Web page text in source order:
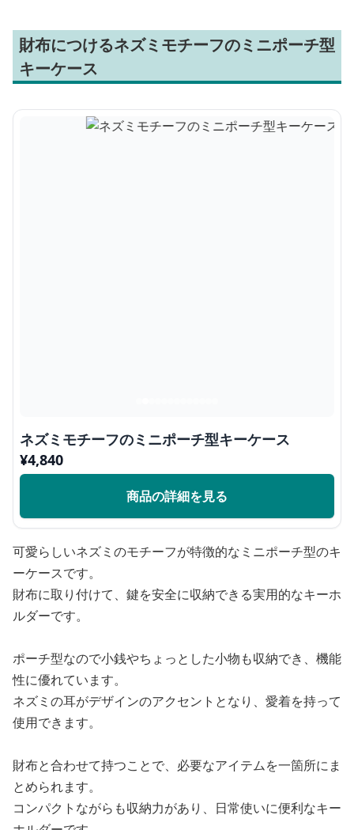
財布につけるネズミモチーフのミニポーチ型
キーケース
ネズミモチーフのミニポーチ型キーケース
¥4,840
商品の詳細を見る
可愛らしいネズミのモチーフが特徴的なミニポーチ型のキ
ーケースです。
財布に取り付けて、鍵を安全に収納できる実用的なキーホ
ルダーです。
ポーチ型なので小銭やちょっとした小物も収納でき、機能
性に優れています。
ネズミの耳がデザインのアクセントとなり、愛着を持って
使用できます。
財布と合わせて持つことで、必要なアイテムを一箇所にま
とめられます。
コンパクトながらも収納力があり、日常使いに便利なキー